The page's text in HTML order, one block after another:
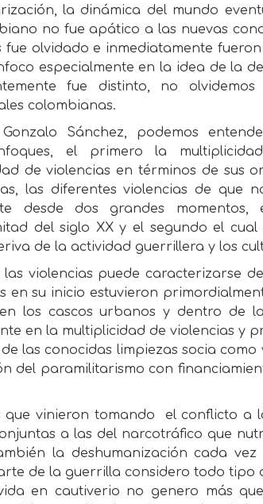
la dinámica del mundo
no fue apático a las nuevas
olvidado e inmediatamente
especialmente en la idea de la
fue distinto, no
colombianas.
Sánchez, podemos
el primero la
de violencias en términos de sus
las diferentes violencias de que
desde dos grandes
del siglo XX y el segundo el cual
de la actividad guerrillera y los
las violencias puede caracterizarse
en su inicio estuvieron
los cascos urbanos y dentro de
en la multiplicidad de violencias y
las conocidas limpiezas socia
del paramilitarismo con
que vinieron tomando
el conflicto a
a las del narcotráfico que
la deshumanización cada
de la guerrilla considero todo tipo
en cautiverio no genero más